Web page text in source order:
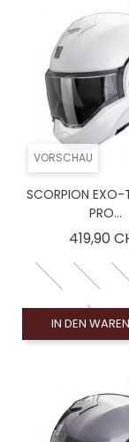
VORSCHAU
SCORPION EXO-
PRO...
419,90
IN DEN